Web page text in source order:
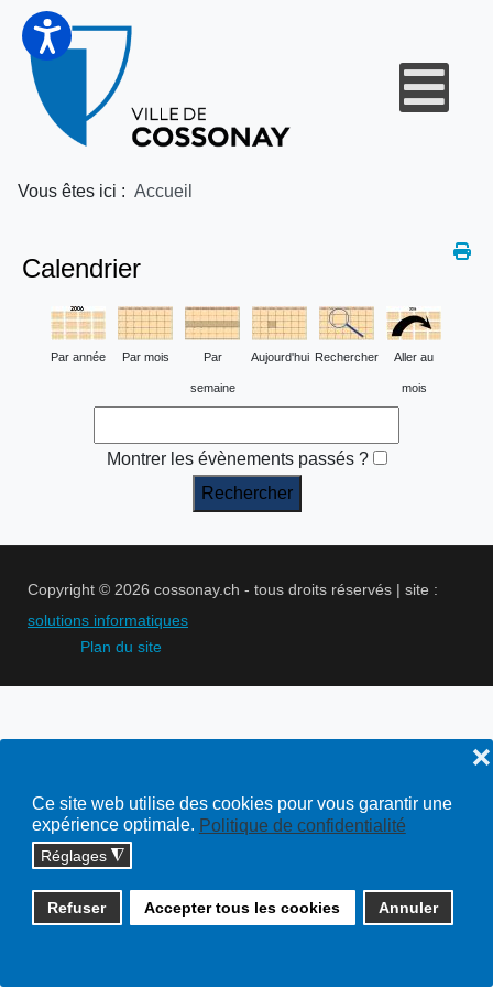
Ce site web utilise des cookies pour vous garantir une
expérience optimale. Politique de confidentialité
Réglages ◮
Refuser Accepter tous les cookies Annuler
❌
Vous êtes ici : Accueil
Calendrier
Par année Par mois Par
semaine
Aujourd'hui Rechercher Aller au
mois
Montrer les évènements passés ?
Copyright © 2026 cossonay.ch - tous droits réservés | site :
solutions informatiques
Plan du site